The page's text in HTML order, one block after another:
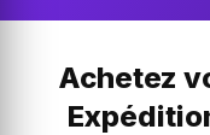
Achetez